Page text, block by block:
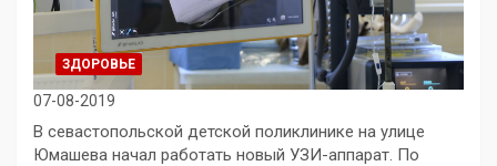
ЗДОРОВЬЕ
07-08-2019
В севастопольской детской поликлинике на улице
Юмашева начал работать новый УЗИ-аппарат. По